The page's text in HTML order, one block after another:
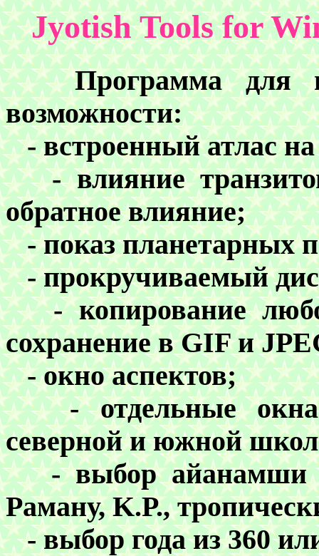
Jyotish Tools for
Программа для
возможности:
- встроенный атлас на
- влияние
обратное влияние;
- показ планетарных
- прокручиваемый
- копирование
сохранение вGIF и
- окно аспектов;
- отдельные окна
северной и южной
- выбор айанамши
Раману, K.P.,
- выбор года из 360